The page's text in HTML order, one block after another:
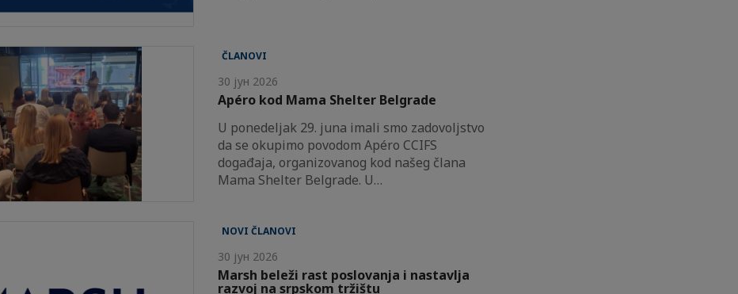
ČLANOVI
30 јун 2026
Apéro kod Mama Shelter Belgrade
U ponedeljak 29. juna imali smo zadovoljstvo
da se okupimo povodom Apéro CCIFS
događaja, organizovanog kod našeg člana
Mama Shelter Belgrade. U…
NOVI ČLANOVI
30 јун 2026
Marsh beleži rast poslovanja i nastavlja
razvoj na srpskom tržištu